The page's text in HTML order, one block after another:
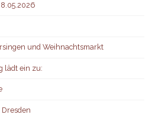
und Weihnachtsmarkt
lädt ein zu: